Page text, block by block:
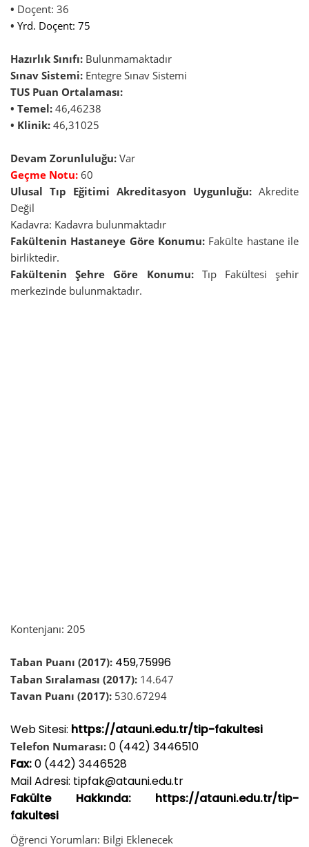
• Doçent: 36
• Yrd. Doçent: 75
Hazırlık Sınıfı: Bulunmamaktadır
Sınav Sistemi: Entegre Sınav Sistemi
TUS Puan Ortalaması:
• Temel: 46,46238
• Klinik: 46,31025
Devam Zorunluluğu: Var
Geçme Notu: 60
Ulusal Tıp Eğitimi Akreditasyon Uygunluğu: Akredite
Değil
Kadavra: Kadavra bulunmaktadır
Fakültenin Hastaneye Göre Konumu: Fakülte hastane ile
birliktedir.
Fakültenin Şehre Göre Konumu: Tıp Fakültesi şehir
merkezinde bulunmaktadır.
Kontenjanı: 205
Taban Puanı (2017): 459,75996
Taban Sıralaması (2017): 14.647
Tavan Puanı (2017): 530.67294
Web Sitesi: https://atauni.edu.tr/tip-fakultesi
Telefon Numarası: 0 (442) 3446510
Fax:0 (442) 3446528
Mail Adresi: tipfak@atauni.edu.tr
Fakülte Hakkında: https://atauni.edu.tr/tip-
fakultesi
Öğrenci Yorumları: Bilgi Eklenecek